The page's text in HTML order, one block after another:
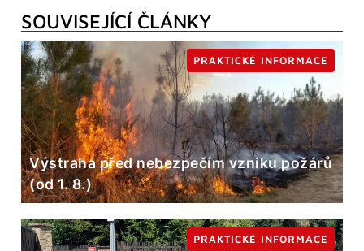
SOUVISEJÍCÍ ČLÁNKY
Výstraha před nebezpečím vzniku požárů
(od 1. 8.)
PRAKTICKÉ INFORMACE
PRAKTICKÉ INFORMACE